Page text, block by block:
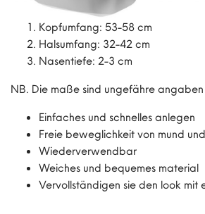
Kopfumfang: 53-58 cm
Halsumfang: 32-42 cm
Nasentiefe: 2-3 cm
NB. Die maße sind ungefähre angaben
Einfaches und schnelles anlegen
Freie beweglichkeit von mund
Wiederverwendbar
Weiches und bequemes material
Vervollständigen sie den look mit